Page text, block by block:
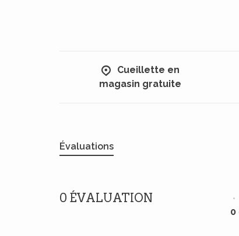
Cueillette en
magasin gratuite
Évaluations
0 ÉVALUATION •
0